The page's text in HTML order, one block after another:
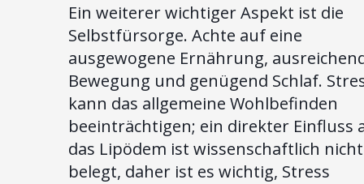
Ein weiterer wichtiger Aspekt ist die
Selbstfürsorge. Achte auf eine
ausgewogene Ernährung,
Bewegung und genügend Schlaf.
kann das allgemeine Wohlbefinden
beeinträchtigen; ein direkter Einfluss
das Lipödem ist wissenschaftlich nicht
belegt, daher ist es wichtig, Stress